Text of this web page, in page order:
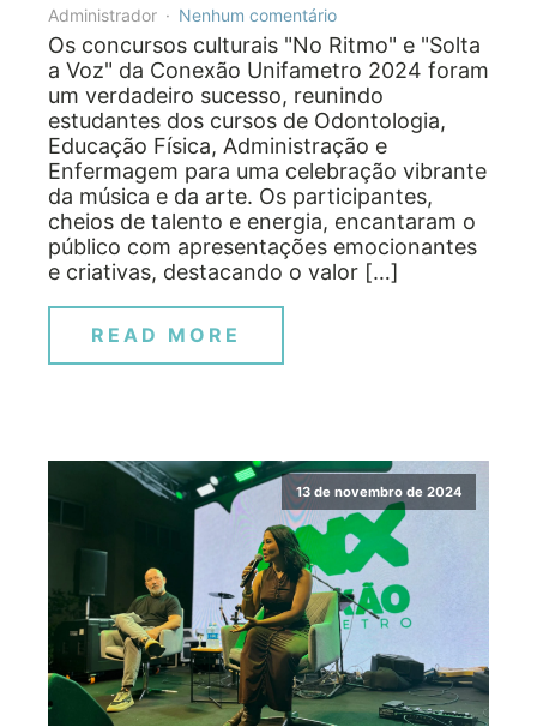
Administrador Nenhum comentário
Os concursos culturais "No Ritmo" e "Solta
a Voz" da Conexão Unifametro 2024 foram
um verdadeiro sucesso, reunindo
estudantes dos cursos de Odontologia,
Educação Física, Administração e
Enfermagem para uma celebração vibrante
da música e da arte. Os participantes,
cheios de talento e energia, encantaram o
público com apresentações emocionantes
e criativas, destacando o valor […]
READ MORE
13 de novembro de 2024